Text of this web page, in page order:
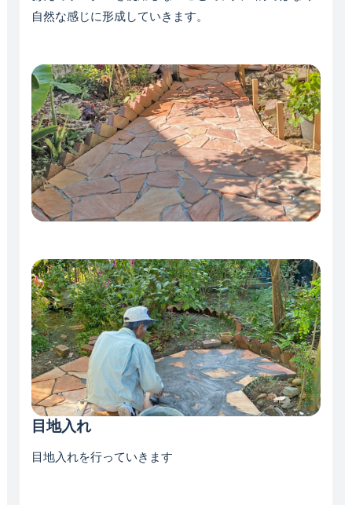
自然な感じに形成していきます。
目地入れ
目地入れを行っていきます